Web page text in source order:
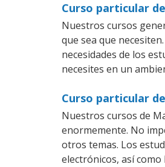
Curso particular
Nuestros cursos
que sea que
necesidades de los
necesites en un
Curso particular
Nuestros cursos de
enormemente. No
otros temas. Los
electrónicos, así